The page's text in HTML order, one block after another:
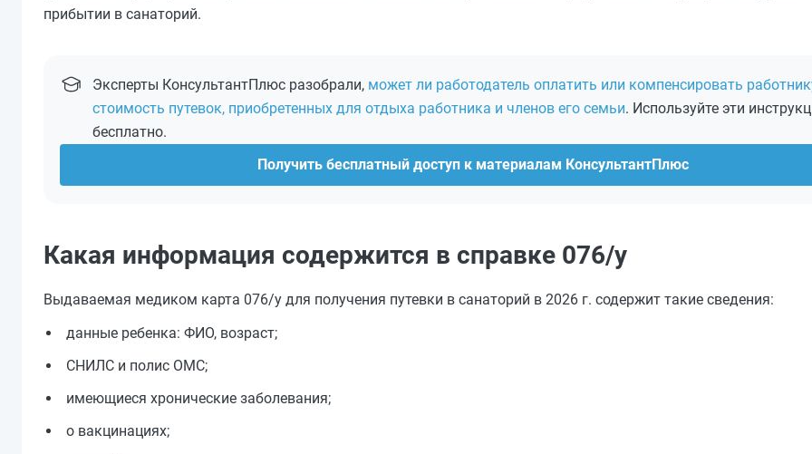
прибытии в санаторий.
Эксперты КонсультантПлюс разобрали, может ли работодатель оплатить или компенсировать
стоимость путевок, приобретенных для отдыха работника и членов его семьи. Используйте эти
бесплатно.
Получить бесплатный доступ к материалам КонсультантПлюс
Какая информация содержится в справке 076/у
Выдаваемая медиком карта 076/у для получения путевки в санаторий в 2026 г. содержит такие сведения:
данные ребенка: ФИО, возраст;
СНИЛС и полис ОМС;
имеющиеся хронические заболевания;
о вакцинациях;